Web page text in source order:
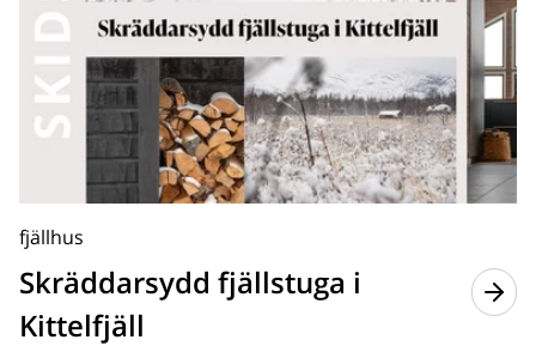
fjällhus
Skräddarsydd fjällstuga i
Kittelfjäll